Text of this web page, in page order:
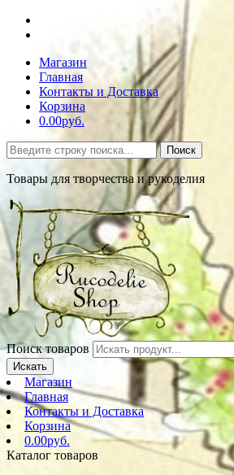
Магазин
Главная
Контакты и Доставка
Корзина
0.00руб.
Поиск
Товары для творчества и рукоделия
Поиск товаров
Искать
Магазин
Главная
Контакты и Доставка
Корзина
0.00руб.
Каталог товаров